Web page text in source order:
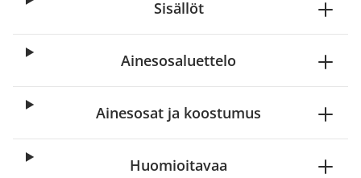
Sisällöt
Ainesosaluettelo
Ainesosat ja koostumus
Huomioitavaa